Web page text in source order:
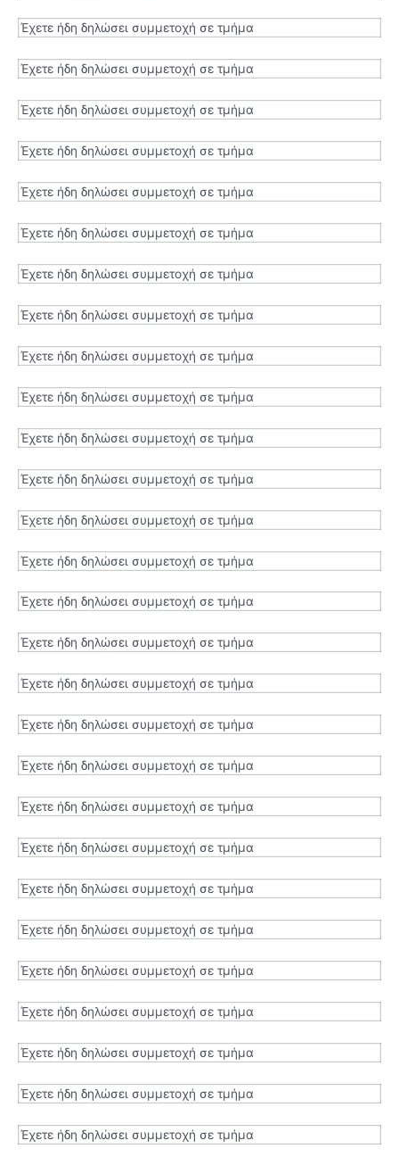
Έχετε ήδη δηλώσει συμμετοχή σε τμήμα
Έχετε ήδη δηλώσει συμμετοχή σε τμήμα
Έχετε ήδη δηλώσει συμμετοχή σε τμήμα
Έχετε ήδη δηλώσει συμμετοχή σε τμήμα
Έχετε ήδη δηλώσει συμμετοχή σε τμήμα
Έχετε ήδη δηλώσει συμμετοχή σε τμήμα
Έχετε ήδη δηλώσει συμμετοχή σε τμήμα
Έχετε ήδη δηλώσει συμμετοχή σε τμήμα
Έχετε ήδη δηλώσει συμμετοχή σε τμήμα
Έχετε ήδη δηλώσει συμμετοχή σε τμήμα
Έχετε ήδη δηλώσει συμμετοχή σε τμήμα
Έχετε ήδη δηλώσει συμμετοχή σε τμήμα
Έχετε ήδη δηλώσει συμμετοχή σε τμήμα
Έχετε ήδη δηλώσει συμμετοχή σε τμήμα
Έχετε ήδη δηλώσει συμμετοχή σε τμήμα
Έχετε ήδη δηλώσει συμμετοχή σε τμήμα
Έχετε ήδη δηλώσει συμμετοχή σε τμήμα
Έχετε ήδη δηλώσει συμμετοχή σε τμήμα
Έχετε ήδη δηλώσει συμμετοχή σε τμήμα
Έχετε ήδη δηλώσει συμμετοχή σε τμήμα
Έχετε ήδη δηλώσει συμμετοχή σε τμήμα
Έχετε ήδη δηλώσει συμμετοχή σε τμήμα
Έχετε ήδη δηλώσει συμμετοχή σε τμήμα
Έχετε ήδη δηλώσει συμμετοχή σε τμήμα
Έχετε ήδη δηλώσει συμμετοχή σε τμήμα
Έχετε ήδη δηλώσει συμμετοχή σε τμήμα
Έχετε ήδη δηλώσει συμμετοχή σε τμήμα
Έχετε ήδη δηλώσει συμμετοχή σε τμήμα